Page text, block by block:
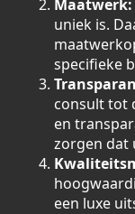
Maatwerk:
uniek is.
specifieke
consult tot
en
zorgen dat
een luxe